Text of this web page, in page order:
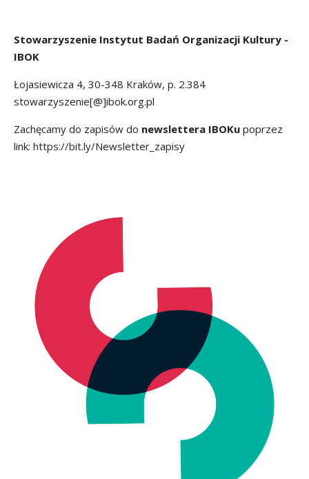
Stowarzyszenie Instytut Badań Organizacji Kultury -
IBOK
Łojasiewicza 4, 30-348 Kraków, p. 2.384
stowarzyszenie[@]ibok.org.pl
Zachęcamy do zapisów do newslettera IBOKu poprzez
link: https://bit.ly/Newsletter_zapisy